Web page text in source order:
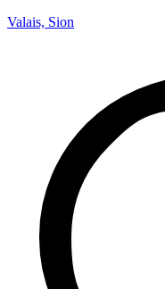
Valais, Sion